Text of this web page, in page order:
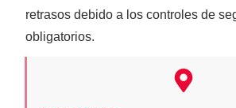
retrasos debido a los controles de
obligatorios.